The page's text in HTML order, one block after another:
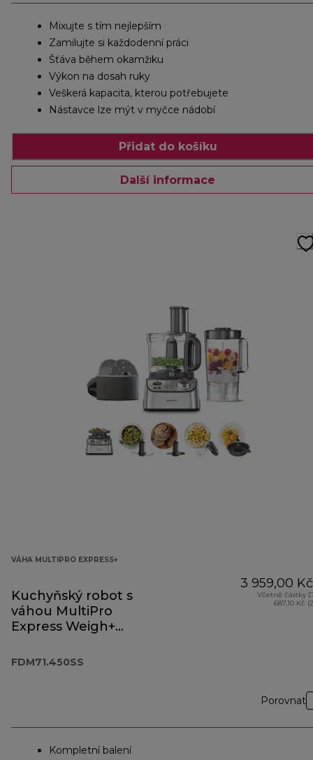
Mixujte s tím nejlepším
Zamilujte si každodenní práci
Šťáva během okamžiku
Výkon na dosah ruky
Veškerá kapacita, kterou potřebujete
Nástavce lze mýt v myčce nádobí
Přidat do košíku
Další informace
VÁHA MULTIPRO EXPRESS+
Kuchyňský robot s
váhou MultiPro
Express Weigh+
FDM71.450SS
3 959,00 Kč
Včetně částky
687,10 Kč
Porovnat
Kompletní balení